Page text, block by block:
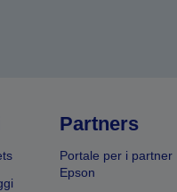
Partners
Portale per i partner
Epson